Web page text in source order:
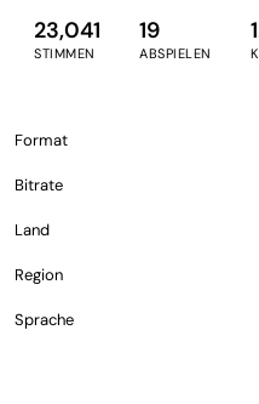
23,041
STIMMEN
19
ABSPIELEN
Format
Bitrate
Land
Region
Sprache